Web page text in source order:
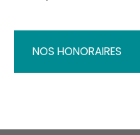
NOS HONORAIRES